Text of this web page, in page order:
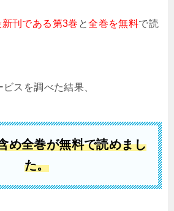
新刊である第3巻 と全巻を無料で読
スを調べた結果、
め全巻が無料で読めまし
た。